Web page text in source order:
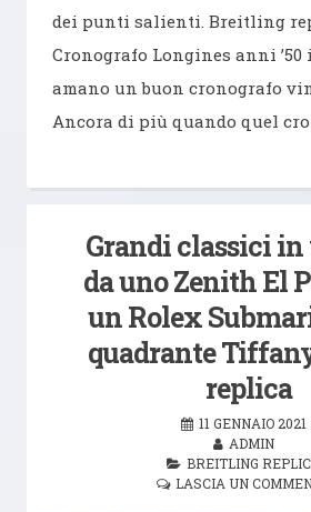
dei punti salienti. Breitling
Cronografo Longines anni
amano un buon cronografo
Ancora di più quando quel
Grandi classici
da uno Zenith El
un Rolex
quadrante
replica
11 GENNAIO 2021
ADMIN
BREITLING
LASCIA UN